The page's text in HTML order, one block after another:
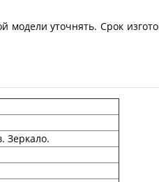
уточнять. Срок
Зеркало.